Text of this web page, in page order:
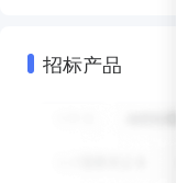
招标产品